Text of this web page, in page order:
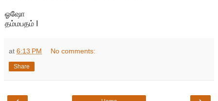
ஓஷோ
தம்மபதம் I
at 6:13 PM No comments:
Share